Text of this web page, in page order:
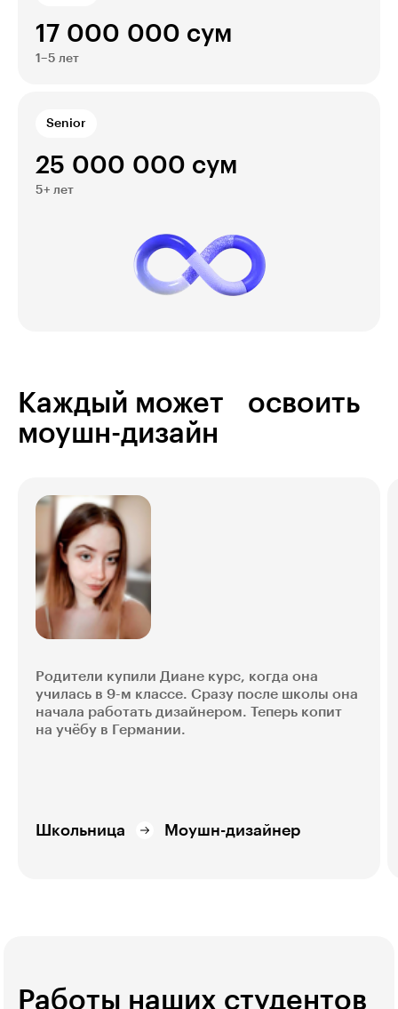
17 000 000 сум
1–5 лет
25 000 000 сум
Senior
5+ лет
Каждый может освоить
моушн-дизайн
Родители купили Диане курс, когда она
училась в 9-м классе. Сразу после школы она
начала работать дизайнером. Теперь копит
на учёбу в Германии.
Школьница Моушн-дизайнер
Работы наших студентов